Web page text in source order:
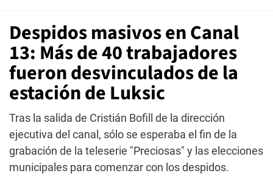
Despidos masivos en Canal
13: Más de 40 trabajadores
fueron desvinculados de la
estación de Luksic
Tras la salida de Cristián Bofill de la dirección
ejecutiva del canal, sólo se esperaba el fin de la
grabación de la teleserie "Preciosas" y las elecciones
municipales para comenzar con los despidos.